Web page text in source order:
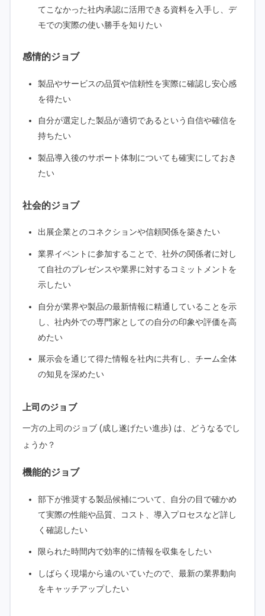
てこなかった社内承認に活用できる資料を入手し、デ
モでの実際の使い勝手を知りたい
感情的ジョブ
製品やサービスの品質や信頼性を実際に確認し安心感
を得たい
自分が選定した製品が適切であるという自信や確信を
持ちたい
製品導入後のサポート体制についても確実にしておき
たい
社会的ジョブ
出展企業とのコネクションや信頼関係を築きたい
業界イベントに参加することで、社外の関係者に対し
て自社のプレゼンスや業界に対するコミットメントを
示したい
自分が業界や製品の最新情報に精通していることを示
し、社内外での専門家としての自分の印象や評価を高
めたい
展示会を通じて得た情報を社内に共有し、チーム全体
の知見を深めたい
上司のジョブ
一方の上司のジョブ (成し遂げたい進歩) は、どうなるでし
ょうか？
機能的ジョブ
部下が推奨する製品候補について、自分の目で確かめ
て実際の性能や品質、コスト、導入プロセスなど詳し
く確認したい
限られた時間内で効率的に情報を収集をしたい
しばらく現場から遠のいていたので、最新の業界動向
をキャッチアップしたい